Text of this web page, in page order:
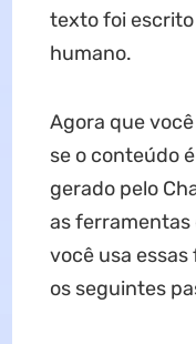
texto foi escrito
humano.
Agora que
se o conteúdo
gerado pelo
as ferramentas
você usa
os seguintes